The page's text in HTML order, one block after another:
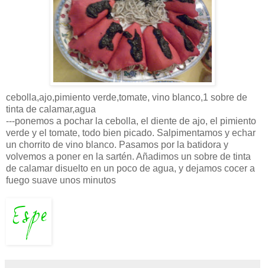
cebolla,ajo,pimiento verde,tomate, vino blanco,1 sobre de
tinta de calamar,agua
---ponemos a pochar la cebolla, el diente de ajo, el pimiento
verde y el tomate, todo bien picado. Salpimentamos y echar
un chorrito de vino blanco. Pasamos por la batidora y
volvemos a poner en la sartén. Añadimos un sobre de tinta
de calamar disuelto en un poco de agua, y dejamos cocer a
fuego suave unos minutos